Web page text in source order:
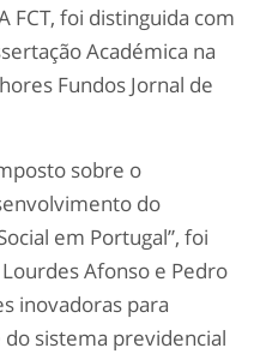
FCT, foi distinguida com
Académica na
Fundos Jornal de
sobre o
do
em Portugal”, foi
Afonso e Pedro
inovadoras para
sistema previdencial